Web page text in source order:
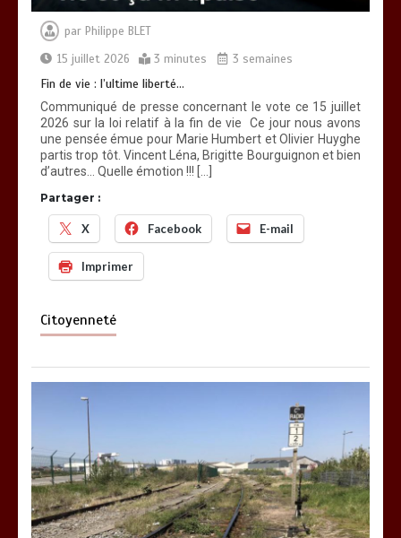
par Philippe BLET
15 juillet 2026
3 minutes 3 semaines
Fin de vie : l’ultime liberté…
Communiqué de presse concernant le vote ce 15 juillet
2026 sur la loi relatif à la fin de vie Ce jour nous avons
une pensée émue pour Marie Humbert et Olivier Huyghe
partis trop tôt. Vincent Léna, Brigitte Bourguignon et bien
d’autres… Quelle émotion !!! […]
Partager :
X Facebook E-mail
Imprimer
Citoyenneté